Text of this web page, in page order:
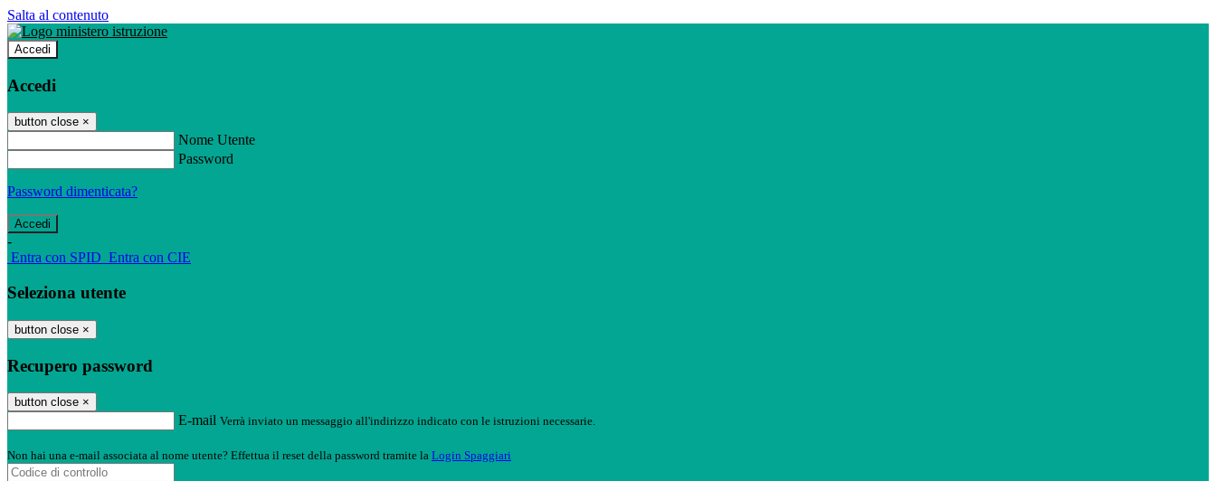
Salta al contenuto
Accedi
Accedi
button close ×
Nome Utente
Password
Password dimenticata?
-
Entra con SPID Entra con CIE
Seleziona utente
button close ×
Recupero password
button close ×
E-mail Verrà inviato un messaggio all'indirizzo indicato con le istruzioni necessarie.
Non hai una e-mail associata al nome utente? Effettua il reset della password tramite la Login Spaggiari